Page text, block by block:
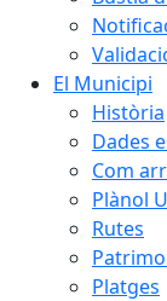
El Municipi
Història
Dades
Com
Plànol
Rutes
Platges